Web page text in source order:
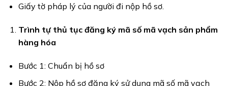
Giấy tờ pháp lý của người đi nộp hồ sơ.
Trình tự thủ tục đăng ký mã số mã vạch sản phẩm
hàng hóa
Bước 1: Chuẩn bị hồ sơ
Bước 2: Nộp hồ sơ đăng ký sử dụng mã số mã vạch